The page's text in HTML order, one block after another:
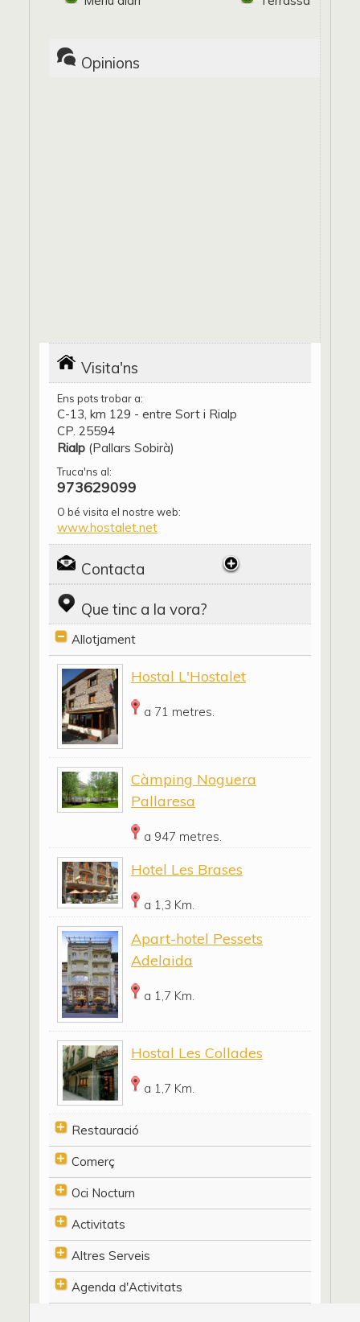
Opinions
Visita'ns
Ens pots trobar a:
C-13, km 129 - entre Sort i Rialp
CP. 25594
Rialp (Pallars Sobirà)
Truca'ns al:
973629099
O bé visita el nostre web:
www.hostalet.net
Contacta
Que tinc a la vora?
Allotjament
Hostal L'Hostalet
a 71 metres.
Càmping Noguera
Pallaresa
a 947 metres.
Hotel Les Brases
a 1,3 Km.
Apart-hotel Pessets
Adelaida
a 1,7 Km.
Hostal Les Collades
a 1,7 Km.
Restauració
Comerç
Oci Nocturn
Activitats
Altres Serveis
Agenda d'Activitats